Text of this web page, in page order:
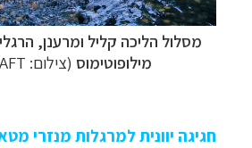
מסלול הליכה קליל ומרענן,
מילופוטימוס (צילום: MEDRAFT)
חגיגה יוונית למרגלות מנזרי